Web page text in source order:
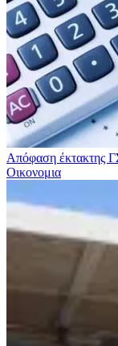
Απόφαση έκτακτης
Οικονομια